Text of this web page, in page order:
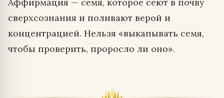
сверхсознания и поливают верой и
концентрацией. Нельзя «выкапывать семя,
чтобы проверить, проросло ли оно».